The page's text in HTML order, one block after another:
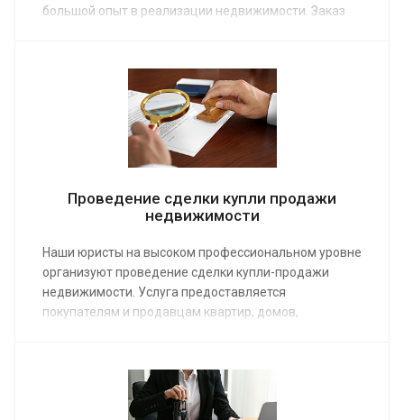
большой опыт в реализации недвижимости. Заказ
допустить ошибок в договоре – в результате сделка
будет соответствовать требованиям
законодательства, а значит ее невозможно будет
Проведение сделки купли продажи
недвижимости
Наши юристы на высоком профессиональном уровне
организуют проведение сделки купли-продажи
недвижимости. Услуга предоставляется
покупателям и продавцам квартир, домов,
Заказав услугу, вы получите полную помощь: от
проверки юридической чистоты до оформления
документов в Росреестре.